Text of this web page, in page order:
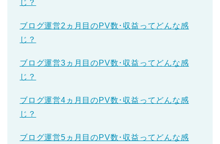
じ？
ブログ運営2ヵ月目のPV数･収益ってどんな感
じ？
ブログ運営3ヵ月目のPV数･収益ってどんな感
じ？
ブログ運営4ヵ月目のPV数･収益ってどんな感
じ？
ブログ運営5ヵ月目のPV数･収益ってどんな感